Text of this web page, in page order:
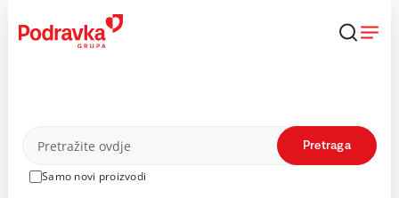
content
Proizvodi
Samo novi proizvodi
Pretraga